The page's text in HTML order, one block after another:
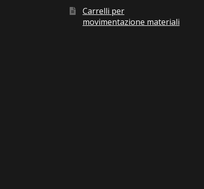
Carrelli per
movimentazione materiali